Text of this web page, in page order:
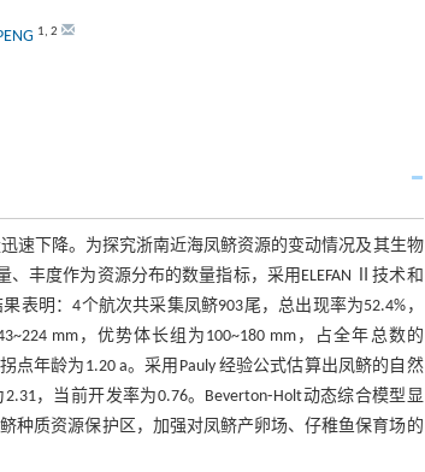
1, 2
速下降。为探究浙南近海凤鲚资源的变动情况及其生物
丰度作为资源分布的数量指标，采用ELEFAN Ⅱ技术和
表明：4个航次共采集凤鲚903尾，总出现率为52.4%，
mm，优势体长组为100~180 mm，占全年总数的
点年龄为1.20 a。采用Pauly 经验公式估算出凤鲚的自然
，当前开发率为0.76。Beverton⁃Holt动态综合模型显
种质资源保护区，加强对凤鲚产卵场、仔稚鱼保育场的